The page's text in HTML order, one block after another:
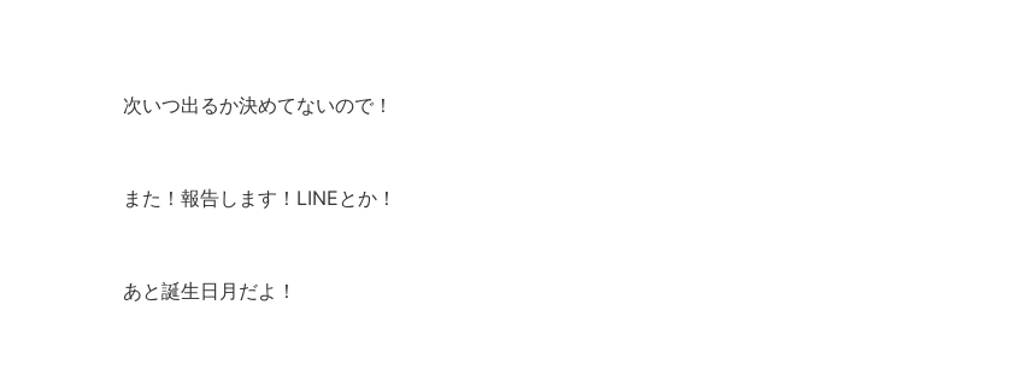
次いつ出るか決めてないので！
また！報告します！LINEとか！
あと誕生日月だよ！